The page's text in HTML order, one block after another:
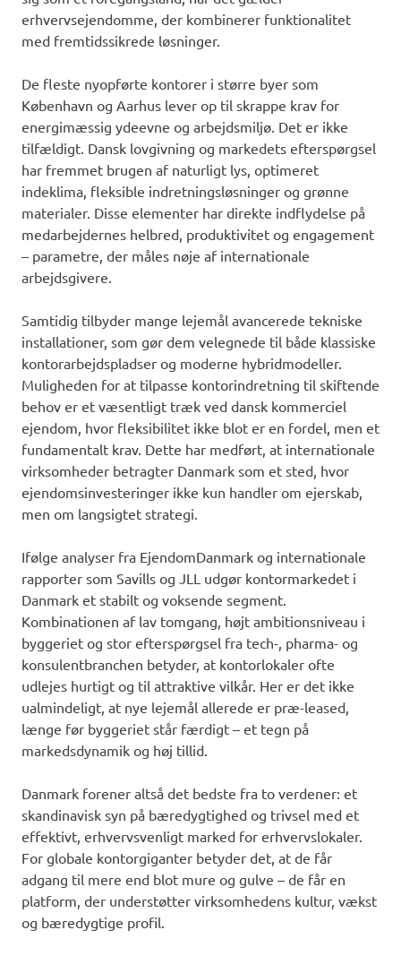
erhvervsejendomme, der kombinerer funktionalitet
med fremtidssikrede løsninger.
De fleste nyopførte kontorer i større byer som
København og Aarhus lever op til skrappe krav for
energimæssig ydeevne og arbejdsmiljø. Det er ikke
tilfældigt. Dansk lovgivning og markedets efterspørgsel
har fremmet brugen af naturligt lys, optimeret
indeklima, fleksible indretningsløsninger og grønne
materialer. Disse elementer har direkte indflydelse på
medarbejdernes helbred, produktivitet og engagement
– parametre, der måles nøje af internationale
arbejdsgivere.
Samtidig tilbyder mange lejemål avancerede tekniske
installationer, som gør dem velegnede til både klassiske
kontorarbejdspladser og moderne hybridmodeller.
Muligheden for at tilpasse kontorindretning til skiftende
behov er et væsentligt træk ved dansk kommerciel
ejendom, hvor fleksibilitet ikke blot er en fordel, men et
fundamentalt krav. Dette har medført, at internationale
virksomheder betragter Danmark som et sted, hvor
ejendomsinvesteringer ikke kun handler om ejerskab,
men om langsigtet strategi.
Ifølge analyser fra EjendomDanmark og internationale
rapporter som Savills og JLL udgør kontormarkedet i
Danmark et stabilt og voksende segment.
Kombinationen af lav tomgang, højt ambitionsniveau i
byggeriet og stor efterspørgsel fra tech-, pharma- og
konsulentbranchen betyder, at kontorlokaler ofte
udlejes hurtigt og til attraktive vilkår. Her er det ikke
ualmindeligt, at nye lejemål allerede er præ-leased,
længe før byggeriet står færdigt – et tegn på
markedsdynamik og høj tillid.
Danmark forener altså det bedste fra to verdener: et
skandinavisk syn på bæredygtighed og trivsel med et
effektivt, erhvervsvenligt marked for erhvervslokaler.
For globale kontorgiganter betyder det, at de får
adgang til mere end blot mure og gulve – de får en
platform, der understøtter virksomhedens kultur, vækst
og bæredygtige profil.